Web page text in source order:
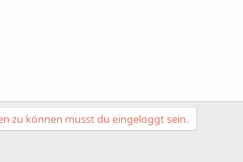
zu können musst du eingeloggt sein.